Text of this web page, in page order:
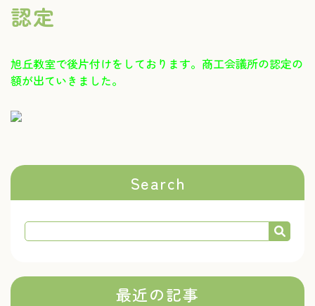
認定
旭丘教室で後片付けをしております。商工会議所の認定の
額が出ていきました。
Search
最近の記事